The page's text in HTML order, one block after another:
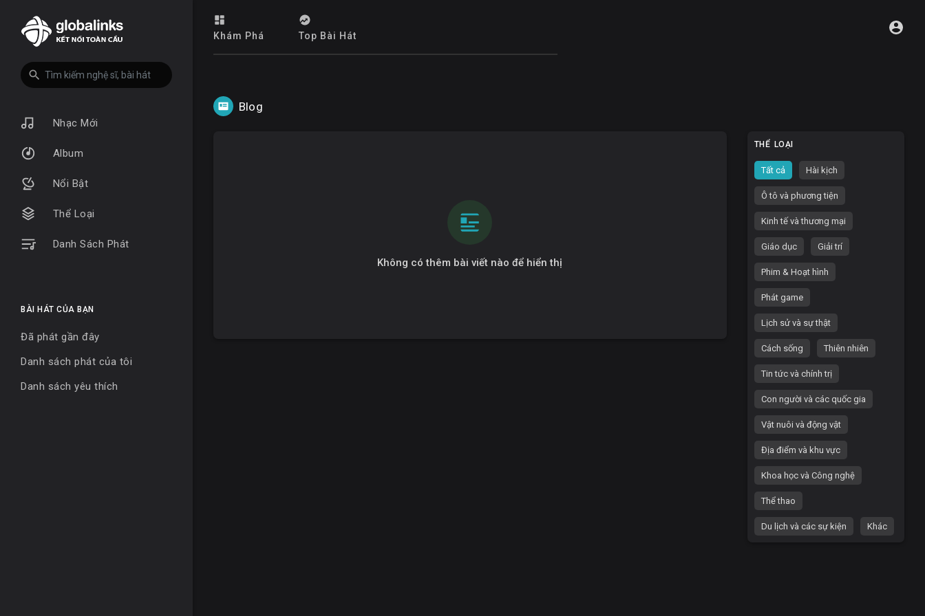
Nhạc Mới
Album
Nổi Bật
Thể Loại
Danh Sách Phát
BÀI HÁT CỦA BẠN
Đã phát gần đây
Danh sách phát của tôi
Danh sách yêu thích
Khám Phá Top Bài Hát
Blog
Không có thêm bài viết nào để hiển thị
THỂ LOẠI
Tất cả Hài kịch
Ô tô và phương tiện
Kinh tế và thương mại
Giáo dục Giải trí
Phim & Hoạt hình
Phát game
Lịch sử và sự thật
Cách sống Thiên nhiên
Tin tức và chính trị
Con người và các quốc gia
Vật nuôi và động vật
Địa điểm và khu vực
Khoa học và Công nghệ
Thể thao
Du lịch và các sự kiện Khác